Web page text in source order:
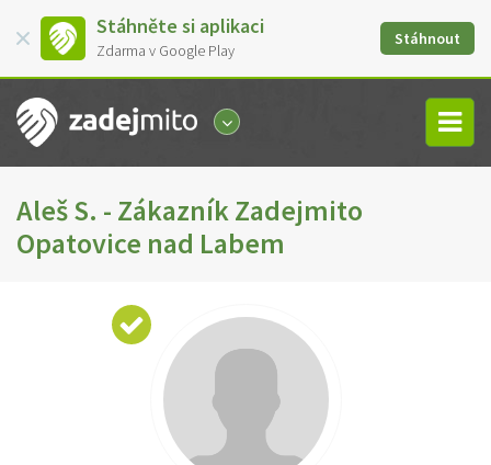
Stáhněte si aplikaci
Zdarma v Google Play
Stáhnout
Aleš S. - Zákazník Zadejmito
Opatovice nad Labem